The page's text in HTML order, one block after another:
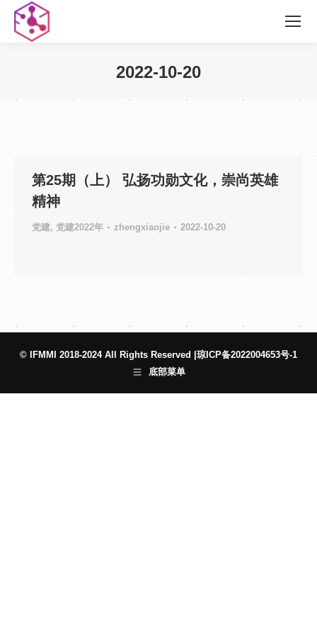
2022-10-20
第25期（上） 弘扬功勋文化，崇尚英雄
精神
党建, 党建2022年 zhengxiaojie 2022-10-20
© IFMMI 2018-2024 All Rights Reserved | 琼ICP备2022004653号-1
底部菜单